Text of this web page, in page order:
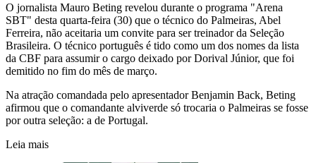
O jornalista Mauro Beting revelou durante o programa "Arena
SBT" desta quarta-feira (30) que o técnico do Palmeiras, Abel
Ferreira, não aceitaria um convite para ser treinador da Seleção
Brasileira. O técnico português é tido como um dos nomes da lista
da CBF para assumir o cargo deixado por Dorival Júnior, que foi
demitido no fim do mês de março.
Na atração comandada pelo apresentador Benjamin Back, Beting
afirmou que o comandante alviverde só trocaria o Palmeiras se fosse
por outra seleção: a de Portugal.
Leia mais